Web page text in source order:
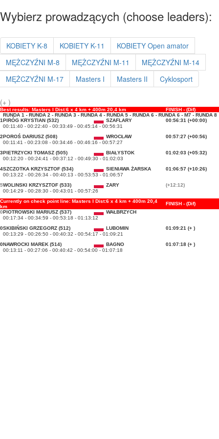
Wybierz prowadzących (choose leaders):
KOBIETY K-8 KOBIETY K-11
KOBIETY Open amator
MĘŻCZYŹNI M-8
MĘŻCZYŹNI M-11
MĘŻCZYŹNI M-14
MĘŻCZYŹNI M-17
Masters I Masters II Cyklosport
(+ )
Best results: Masters I Dist:6 x 4 km + 400m 20,4 km
FINISH - (Dif)
RUNDA 1 - RUNDA 2 - RUNDA 3 - RUNDA 4 - RUNDA 5 - RUNDA 6 - RUNDA 6 - M7 - RUNDA 8
1PIRÓG KRYSTIAN (532) SZAFLARY
00:56:31 (+00:00)
00:11:40 - 00:22:40 - 00:33:49 - 00:45:14 - 00:56:31
2POROŚ DARIUSZ (508) WROCŁAW
00:57:27 (+00:56)
00:11:41 - 00:23:08 - 00:34:46 - 00:46:16 - 00:57:27
3PIETRZYCKI TOMASZ (505) BIAŁYSTOK
01:02:03 (+05:32)
00:12:20 - 00:24:41 - 00:37:12 - 00:49:30 - 01:02:03
4SZCZOTKA KRZYSZTOF (534) SIENIAWA ŻARSKA
01:06:57 (+10:26)
00:13:22 - 00:26:34 - 00:40:13 - 00:53:53 - 01:06:57
5WOLINSKI KRZYSZTOF (533) ZARY
(+12:12)
00:14:29 - 00:28:30 - 00:43:01 - 00:57:26
Currently on check point line: Masters I Dist:6 x 4 km + 400m 20,4
km
FINISH - (Dif)
0PIOTROWSKI MARIUSZ (537)
WAŁBRZYCH
00:17:34 - 00:34:59 - 00:53:18 - 01:13:12
0SKIBIŃSKI GRZEGORZ (512) LUBOMIN
01:09:21 (+ )
00:13:29 - 00:26:50 - 00:40:32 - 00:54:17 - 01:09:21
0NAWROCKI MAREK (514) BAGNO
01:07:18 (+ )
00:13:11 - 00:27:06 - 00:40:42 - 00:54:00 - 01:07:18